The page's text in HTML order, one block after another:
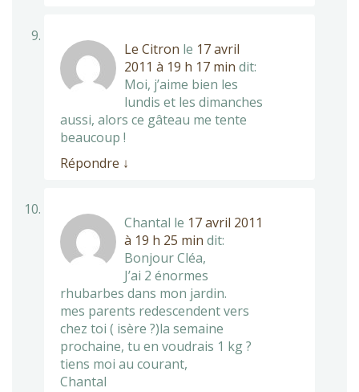
Le Citron le 17 avril
2011 à 19 h 17 min dit:
Moi, j’aime bien les
lundis et les dimanches
aussi, alors ce gâteau me tente
beaucoup !
Répondre ↓
Chantal le 17 avril 2011
à 19 h 25 min dit:
Bonjour Cléa,
J’ai 2 énormes
rhubarbes dans mon jardin.
mes parents redescendent vers
chez toi ( isère ?)la semaine
prochaine, tu en voudrais 1 kg ?
tiens moi au courant,
Chantal